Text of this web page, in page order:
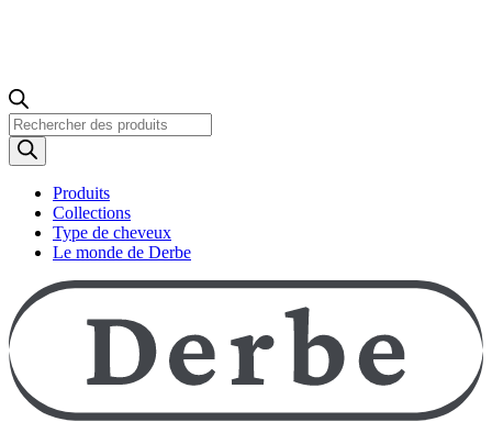
Recherche
de
produits
Produits
Collections
Type de cheveux
Le monde de Derbe